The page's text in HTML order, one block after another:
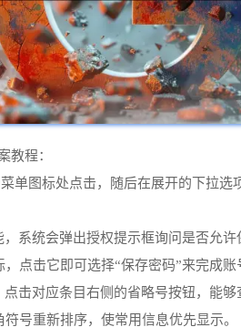
教程：
单图标处点击，随后在展开的下拉
系统会弹出授权提示框询问是否允
点击它即可选择“保存密码”来完成账
击对应条目右侧的省略号按钮，能
号重新排序，使常用信息优先显示。